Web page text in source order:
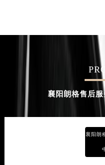
襄阳朗格售后
襄阳朗